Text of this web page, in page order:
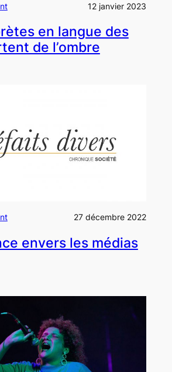
12 janvier 2023
en langue des
de l’ombre
27 décembre 2022
envers les médias